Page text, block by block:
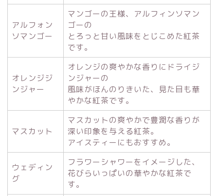
アルフォン
ソマンゴー
マンゴーの王様、アルフィンソマン
ゴーの
とろっと甘い風味をとじこめた紅茶
です。
オレンジジ
ンジャー
オレンジの爽やかな香りにドライジ
ンジャーの
風味がほんのりきいた、見た目も華
やかな紅茶です。
マスカット
マスカットの爽やかで豊潤な香りが
深い印象を与える紅茶。
アイスティーにもおすすめ。
ウェディン
グ
フラワーシャワーをイメージした、
花びらいっぱいの華やかな紅茶で
す。